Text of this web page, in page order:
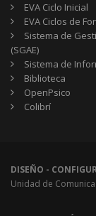
EVA Ciclo Inicial
EVA Ciclos de
Sistema de
(SGAE)
Sistema de
Biblioteca
OpenPsico
Colibrí
DISEÑO -
Unidad de